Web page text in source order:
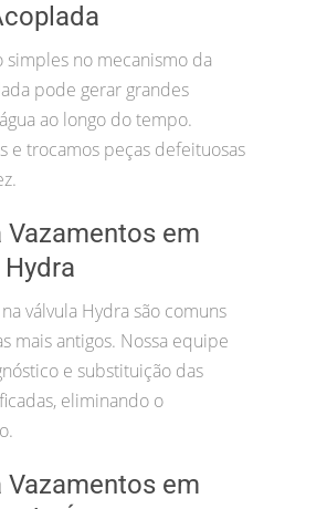
no mecanismo da
pode gerar grandes
ao longo do tempo.
e trocamos peças defeituosas
Vazamentos em
válvula Hydra são comuns
mais antigos. Nossa equipe
e substituição das
eliminando o
Vazamentos em